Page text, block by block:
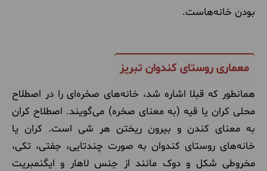
بودن خانه‌هاست.
معماری روستای کندوان تبریز
همانطور که قبلا اشاره شد، خانه‌های صخره‌ای را در اصطلاح
محلی کران یا قیه (به معنای صخره) می‌گویند. اصطلاح کران
به معنای کندن و بیرون ریختن هر شی است. کران یا
خانه‌های روستای کندوان به صورت چندتایی، جفتی، تکی،
مخروطی شکل و دوک مانند از جنس لاهار و ایگنمبریت